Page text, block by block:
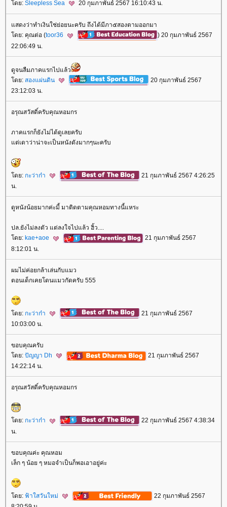
ดย: Sleepless Sea 20 กุมภาพันธ์ 2567 16:10:43 น.
สดงว่าทำเงินใช่ย่อยนะครับ ถึงได้มีภา๕สองตามออกมา
ดย: คุณต่อ (toor36
) 20 กุมภาพันธ์ 2567
22:06:49 น.
ดูจนลืมภาคแรกไปแล้ว
ดย: สองแผ่นดิน
20 กุมภาพันธ์ 2567
23:12:03 น.
อรุณสวัสดิ์ครับคุณหอมกร
ภาคแรกก็ยังไม่ได้ดูเลยครับ
ต่เดาว่าน่าจะเป็นหนังดังมากๆนะครับ
ดย: กะว่าก๋า
21 กุมภาพันธ์ 2567 4:26:25
น.
ดูหนังน้อยมากค่ะมี้ มาติดตามคุณหอมทางนี้แหระ
ปล.ยังไม่ลงตัว แต่ลงใจไปแล้ว ฮิ้ว....
ดย: kae+aoe
21 กุมภาพันธ์ 2567
8:12:01 น.
ผมไม่ค่อยกล้าเล่นกับแมว
ตอนเด็กเคยโดนแมวกัดครับ 555
ดย: กะว่าก๋า
21 กุมภาพันธ์ 2567
10:03:00 น.
ขอบคุณครับ
ดย: ปัญญา Dh
21 กุมภาพันธ์ 2567
14:22:14 น.
อรุณสวัสดิ์ครับคุณหอมกร
ดย: กะว่าก๋า
22 กุมภาพันธ์ 2567 4:38:34
น.
ขอบคุณค่ะ คุณหอม
เล็ก ๆ น้อย ๆ หมอจำเป็นก็พอเอาอยู่ค่ะ
ดย: ฟ้าใสวันใหม่
22 กุมภาพันธ์ 2567